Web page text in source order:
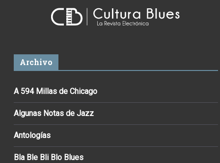
Archivo
A 594 Millas de Chicago
Algunas Notas de Jazz
Antologías
Bla Ble Bli Blo Blues